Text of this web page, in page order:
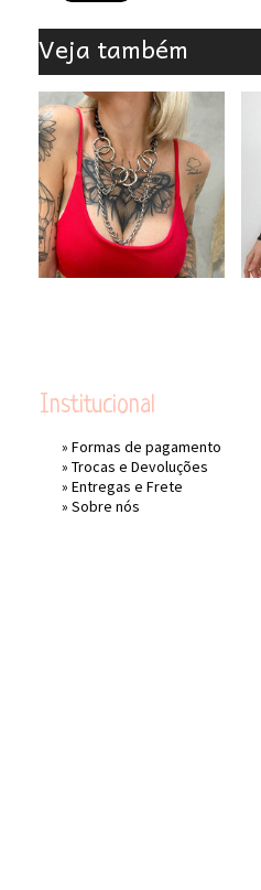
Veja também
Institucional
» Formas de pagamento
» Trocas e Devoluções
» Entregas e Frete
» Sobre nós